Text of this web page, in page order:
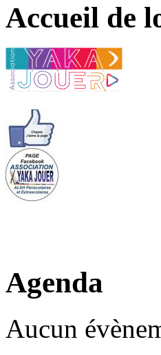
Accueil de
Agenda
Aucun